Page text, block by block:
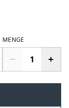
MENGE